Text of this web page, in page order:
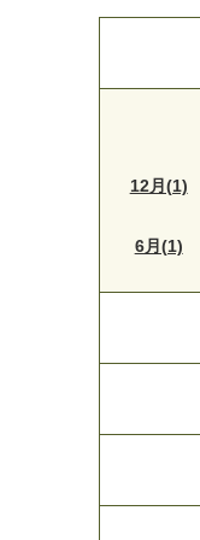
12月(1)
6月(1)